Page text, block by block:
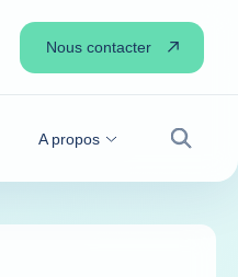
A propos
Nous contacter